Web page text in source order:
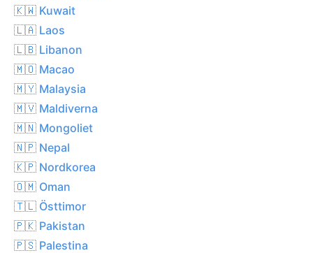
🇰🇼 Kuwait
🇱🇦 Laos
🇱🇧 Libanon
🇲🇴 Macao
🇲🇾 Malaysia
🇲🇻 Maldiverna
🇲🇳 Mongoliet
🇳🇵 Nepal
🇰🇵 Nordkorea
🇴🇲 Oman
🇹🇱 Östtimor
🇵🇰 Pakistan
🇵🇸 Palestina